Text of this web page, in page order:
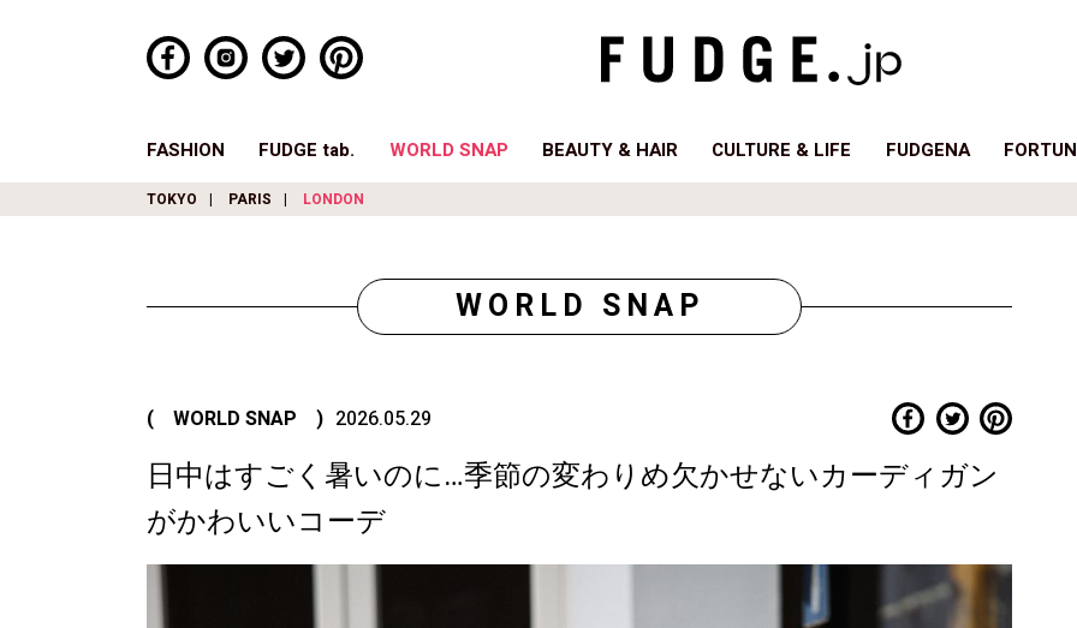
FASHION FUDGE tab. WORLD SNAP BEAUTY & HAIR CULTURE & LIFE FUDGENA
TOKYO PARIS LONDON
WORLD SNAP
( WORLD SNAP ) 2026.05.29
日中はすごく暑いのに…季節の変わりめ欠かせないカーディガン
がかわいいコーデ